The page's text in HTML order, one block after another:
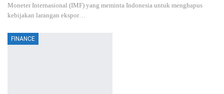
Moneter Internasional (IMF) yang meminta Indonesia untuk menghapus
kebijakan larangan ekspor…
FINANCE